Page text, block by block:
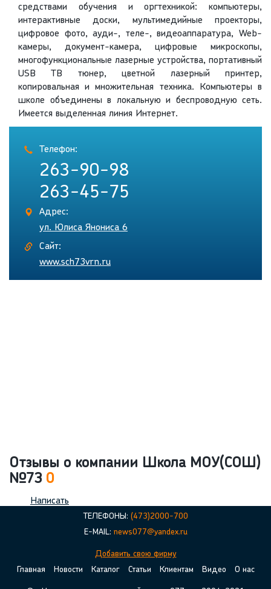
средствами обучения и оргтехникой: компьютеры,
интерактивные доски, мультимедийные проекторы,
цифровое фото, ауди-, теле-, видеоаппаратура, Web-
камеры, документ-камера, цифровые микроскопы,
многофункциональные лазерные устройства, портативный
USB ТВ тюнер, цветной лазерный принтер,
копировальная и множительная техника. Компьютеры в
школе объединены в локальную и беспроводную сеть.
Имеется выделенная линия Интернет.
Телефон:
263-90-98
263-45-75
Адрес:
ул. Юлиса Янониса 6
Сайт:
www.sch73vrn.ru
Отзывы о компании Школа МОУ(СОШ)
№73 0
Написать
ТЕЛЕФОНЫ: (473)2000-700
E-MAIL: news077@yandex.ru
Добавить свою фирму
Главная
Новости Каталог Статьи Клиентам Видео О нас